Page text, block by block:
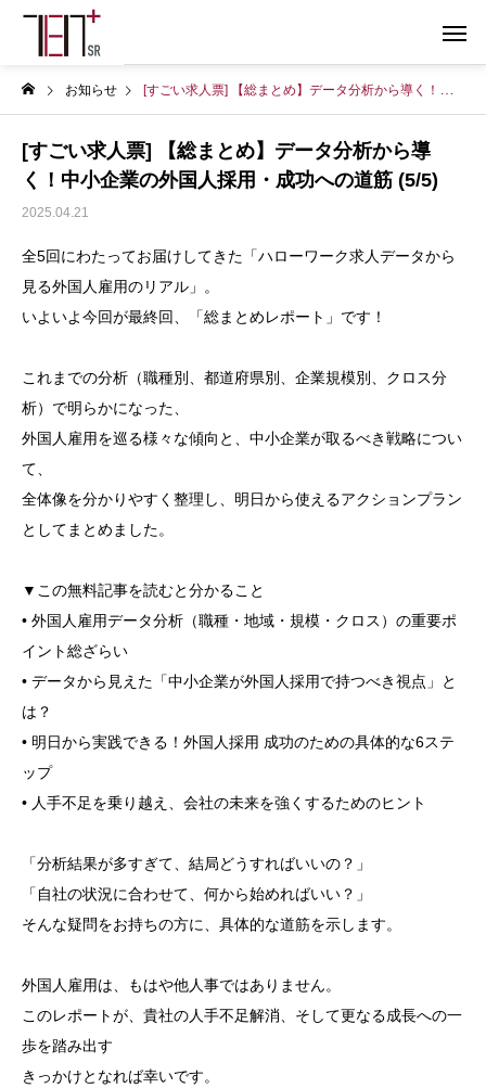
お知らせ [すごい求人票] 【総まとめ】データ分析から導く！中小企業の外国人採用・成功への道筋 (5/5)
[すごい求人票] 【総まとめ】データ分析から導
く！中小企業の外国人採用・成功への道筋 (5/5)
2025.04.21
全5回にわたってお届けしてきた「ハローワーク求人データから
見る外国人雇用のリアル」。
いよいよ今回が最終回、「総まとめレポート」です！
これまでの分析（職種別、都道府県別、企業規模別、クロス分
析）で明らかになった、
外国人雇用を巡る様々な傾向と、中小企業が取るべき戦略につい
て、
全体像を分かりやすく整理し、明日から使えるアクションプラン
としてまとめました。
▼この無料記事を読むと分かること
• 外国人雇用データ分析（職種・地域・規模・クロス）の重要ポ
イント総ざらい
• データから見えた「中小企業が外国人採用で持つべき視点」と
は？
• 明日から実践できる！外国人採用 成功のための具体的な6ステ
ップ
• 人手不足を乗り越え、会社の未来を強くするためのヒント
「分析結果が多すぎて、結局どうすればいいの？」
「自社の状況に合わせて、何から始めればいい？」
そんな疑問をお持ちの方に、具体的な道筋を示します。
外国人雇用は、もはや他人事ではありません。
このレポートが、貴社の人手不足解消、そして更なる成長への一
歩を踏み出す
きっかけとなれば幸いです。